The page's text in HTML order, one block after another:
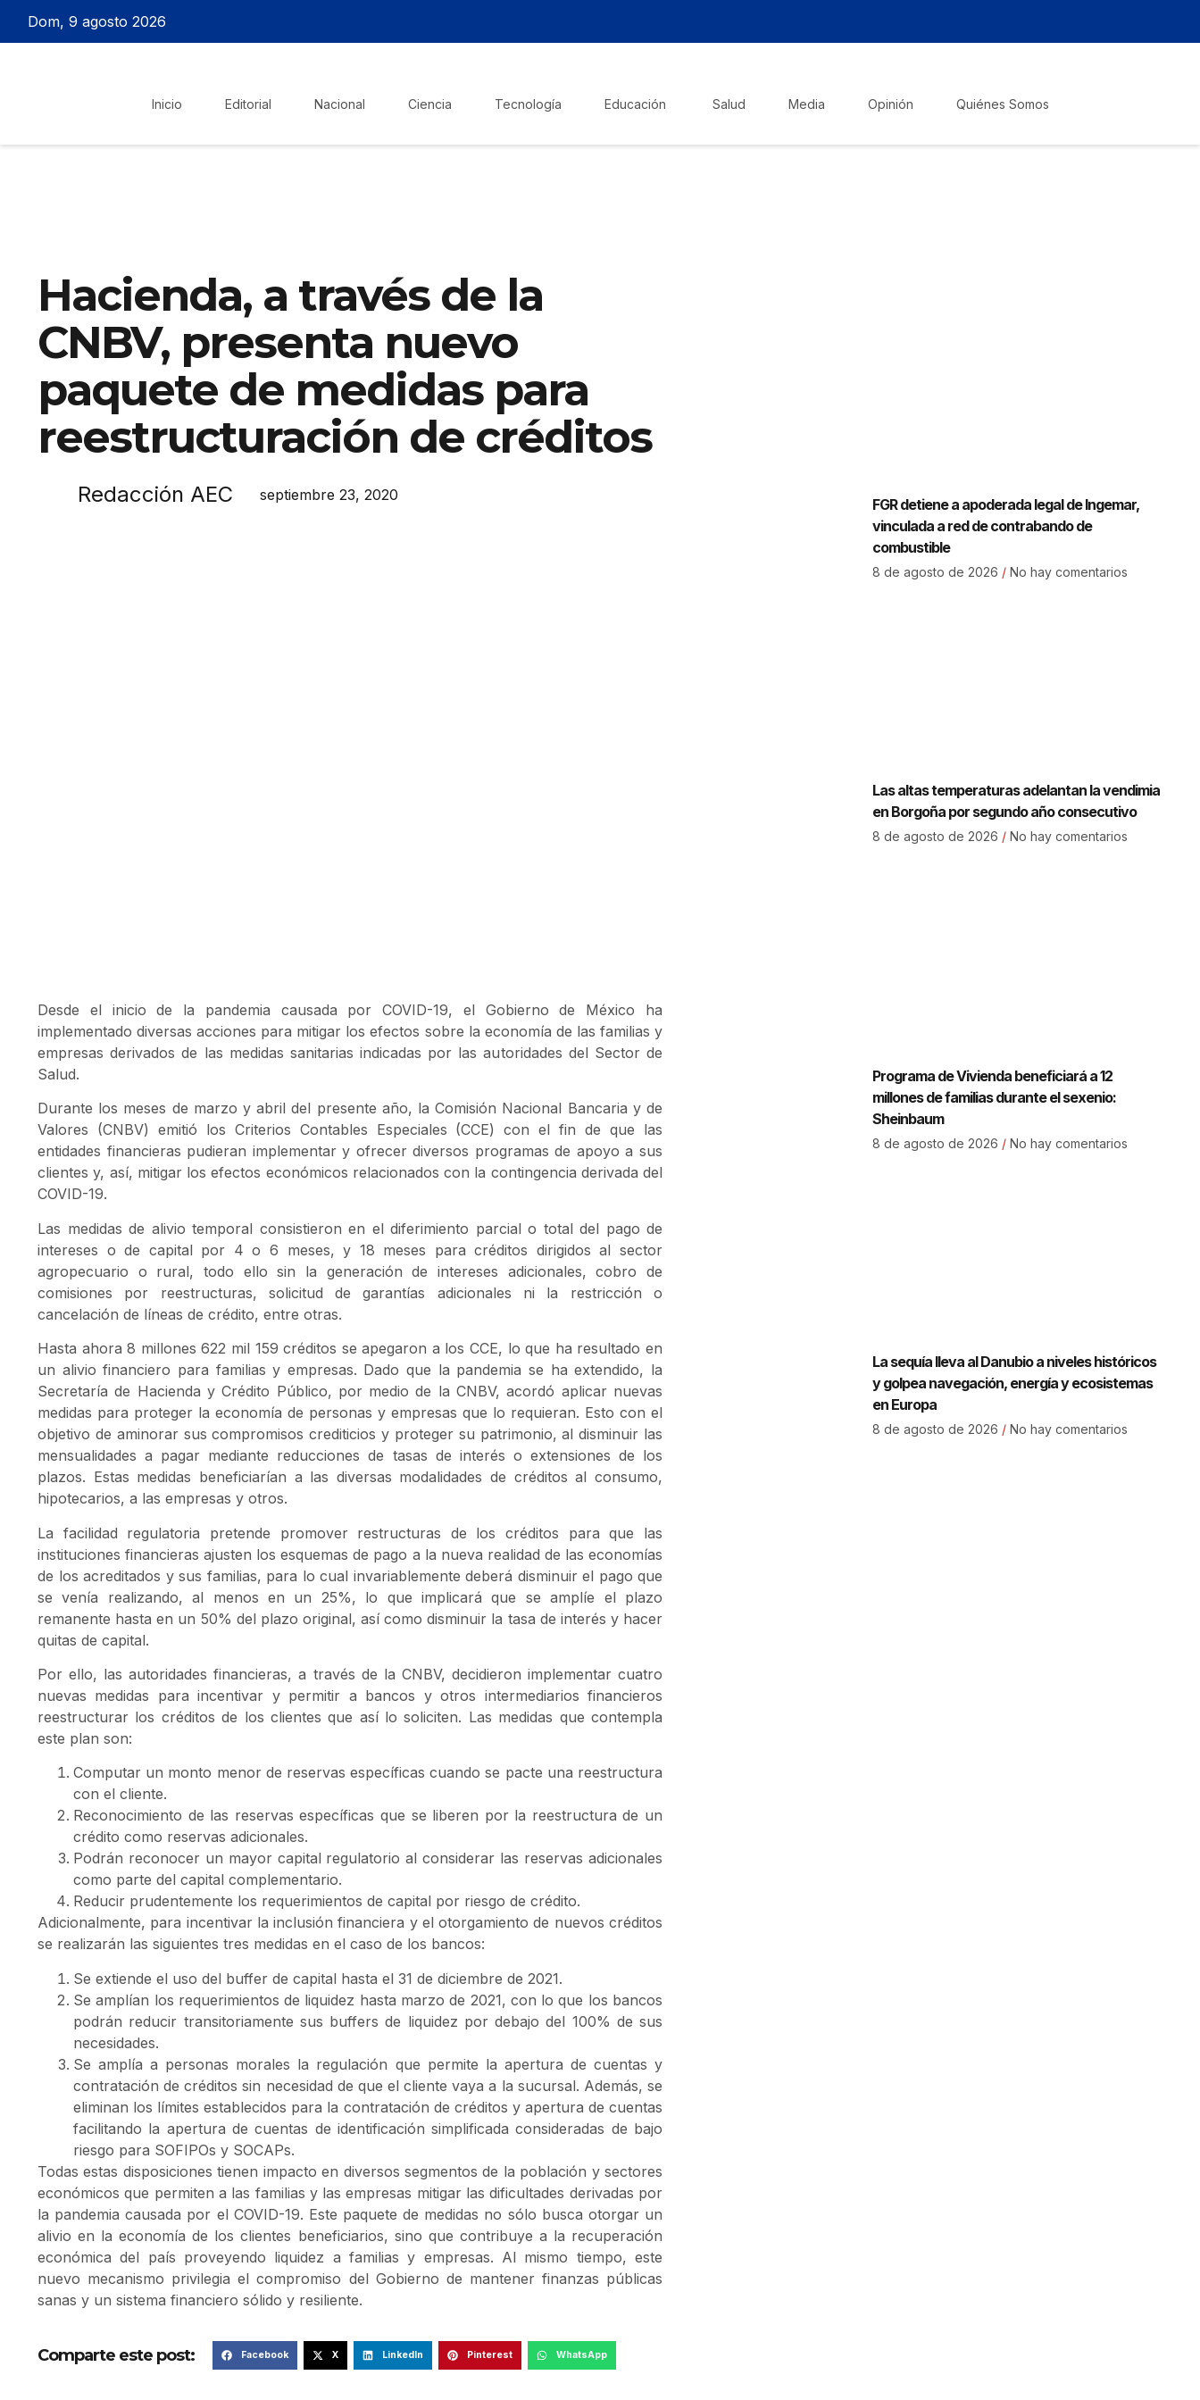
Dom, 9 agosto 2026
Inicio Editorial Nacional Ciencia Tecnología Educación Salud Media Opinión Quiénes Somos
Hacienda, a través de la
CNBV, presenta nuevo
paquete de medidas para
reestructuración de créditos
Redacción AEC septiembre 23, 2020
Desde el inicio de la pandemia causada por COVID-19, el Gobierno de México ha
implementado diversas acciones para mitigar los efectos sobre la economía de las familias y
empresas derivados de las medidas sanitarias indicadas por las autoridades del Sector de
Salud.
Durante los meses de marzo y abril del presente año, la Comisión Nacional Bancaria y de
Valores (CNBV) emitió los Criterios Contables Especiales (CCE) con el fin de que las
entidades financieras pudieran implementar y ofrecer diversos programas de apoyo a sus
clientes y, así, mitigar los efectos económicos relacionados con la contingencia derivada del
COVID-19.
Las medidas de alivio temporal consistieron en el diferimiento parcial o total del pago de
intereses o de capital por 4 o 6 meses, y 18 meses para créditos dirigidos al sector
agropecuario o rural, todo ello sin la generación de intereses adicionales, cobro de
comisiones por reestructuras, solicitud de garantías adicionales ni la restricción o
cancelación de líneas de crédito, entre otras.
Hasta ahora 8 millones 622 mil 159 créditos se apegaron a los CCE, lo que ha resultado en
un alivio financiero para familias y empresas. Dado que la pandemia se ha extendido, la
Secretaría de Hacienda y Crédito Público, por medio de la CNBV, acordó aplicar nuevas
medidas para proteger la economía de personas y empresas que lo requieran. Esto con el
objetivo de aminorar sus compromisos crediticios y proteger su patrimonio, al disminuir las
mensualidades a pagar mediante reducciones de tasas de interés o extensiones de los
plazos. Estas medidas beneficiarían a las diversas modalidades de créditos al consumo,
hipotecarios, a las empresas y otros.
La facilidad regulatoria pretende promover restructuras de los créditos para que las
instituciones financieras ajusten los esquemas de pago a la nueva realidad de las economías
de los acreditados y sus familias, para lo cual invariablemente deberá disminuir el pago que
se venía realizando, al menos en un 25%, lo que implicará que se amplíe el plazo
remanente hasta en un 50% del plazo original, así como disminuir la tasa de interés y hacer
quitas de capital.
Por ello, las autoridades financieras, a través de la CNBV, decidieron implementar cuatro
nuevas medidas para incentivar y permitir a bancos y otros intermediarios financieros
reestructurar los créditos de los clientes que así lo soliciten. Las medidas que contempla
este plan son:
Computar un monto menor de reservas específicas cuando se pacte una reestructura
con el cliente.
Reconocimiento de las reservas específicas que se liberen por la reestructura de un
crédito como reservas adicionales.
Podrán reconocer un mayor capital regulatorio al considerar las reservas adicionales
como parte del capital complementario.
Reducir prudentemente los requerimientos de capital por riesgo de crédito.
Adicionalmente, para incentivar la inclusión financiera y el otorgamiento de nuevos créditos
se realizarán las siguientes tres medidas en el caso de los bancos:
Se extiende el uso del buffer de capital hasta el 31 de diciembre de 2021.
Se amplían los requerimientos de liquidez hasta marzo de 2021, con lo que los bancos
podrán reducir transitoriamente sus buffers de liquidez por debajo del 100% de sus
necesidades.
Se amplía a personas morales la regulación que permite la apertura de cuentas y
contratación de créditos sin necesidad de que el cliente vaya a la sucursal. Además, se
eliminan los límites establecidos para la contratación de créditos y apertura de cuentas
facilitando la apertura de cuentas de identificación simplificada consideradas de bajo
riesgo para SOFIPOs y SOCAPs.
Todas estas disposiciones tienen impacto en diversos segmentos de la población y sectores
económicos que permiten a las familias y las empresas mitigar las dificultades derivadas por
la pandemia causada por el COVID-19. Este paquete de medidas no sólo busca otorgar un
alivio en la economía de los clientes beneficiarios, sino que contribuye a la recuperación
económica del país proveyendo liquidez a familias y empresas. Al mismo tiempo, este
nuevo mecanismo privilegia el compromiso del Gobierno de mantener finanzas públicas
sanas y un sistema financiero sólido y resiliente.
Comparte este post: Facebook X LinkedIn Pinterest WhatsApp
FGR detiene a apoderada legal de Ingemar,
vinculada a red de contrabando de
combustible
8 de agosto de 2026 No hay comentarios
Las altas temperaturas adelantan la vendimia
en Borgoña por segundo año consecutivo
8 de agosto de 2026 No hay comentarios
Programa de Vivienda beneficiará a 12
millones de familias durante el sexenio:
Sheinbaum
8 de agosto de 2026 No hay comentarios
La sequía lleva al Danubio a niveles históricos
y golpea navegación, energía y ecosistemas
en Europa
8 de agosto de 2026 No hay comentarios